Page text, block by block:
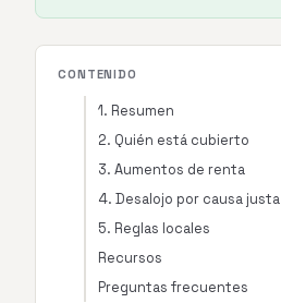
CONTENIDO
1. Resumen
2. Quién está cubierto
3. Aumentos de renta
4. Desalojo por causa justa
5. Reglas locales
Recursos
Preguntas frecuentes